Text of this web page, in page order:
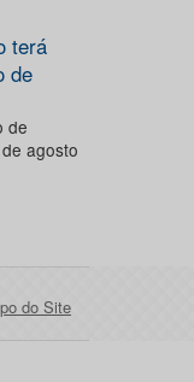
terá
de
de
agosto
do Site